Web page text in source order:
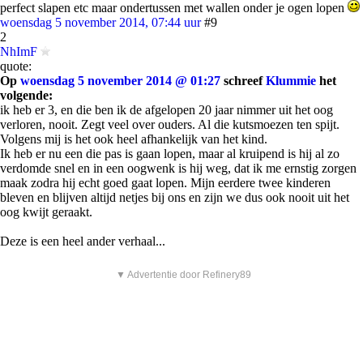
perfect slapen etc maar ondertussen met wallen onder je ogen lopen
woensdag 5 november 2014, 07:44 uur #9
2
NhImF
quote:
Op woensdag 5 november 2014 @ 01:27 schreefKlummie het
volgende:
ik heb er 3, en die ben ik de afgelopen 20 jaar nimmer uit het oog
verloren, nooit. Zegt veel over ouders. Al die kutsmoezen ten spijt.
Volgens mij is het ook heel afhankelijk van het kind.
Ik heb er nu een die pas is gaan lopen, maar al kruipend is hij al zo
verdomde snel en in een oogwenk is hij weg, dat ik me ernstig zorgen
maak zodra hij echt goed gaat lopen. Mijn eerdere twee kinderen
bleven en blijven altijd netjes bij ons en zijn we dus ook nooit uit het
oog kwijt geraakt.
Deze is een heel ander verhaal...
▼ Advertentie door Refinery89